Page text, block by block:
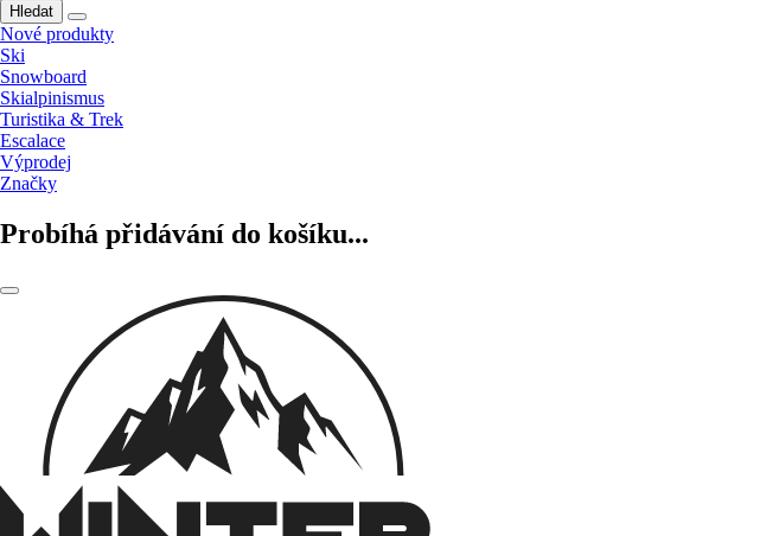
Hledat
Nové produkty
Ski
Snowboard
Skialpinismus
Turistika & Trek
Escalace
Výprodej
Značky
Probíhá přidávání do košíku...